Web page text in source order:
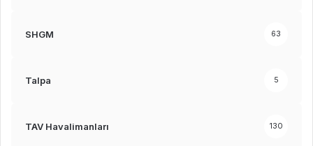
SHGM 63
Talpa 5
TAV Havalimanları 130